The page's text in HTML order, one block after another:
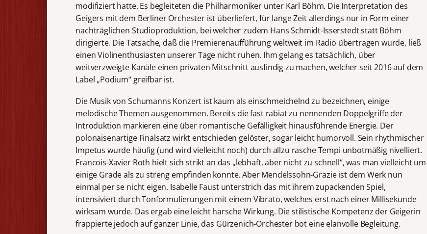
modifiziert hatte. Es begleiteten die Philharmoniker unter Karl Böhm. Die Interpretation des
Geigers mit dem Berliner Orchester ist überliefert, für lange Zeit allerdings nur in Form einer
nachträglichen Studioproduktion, bei welcher zudem Hans Schmidt-Isserstedt statt Böhm
dirigierte. Die Tatsache, daß die Premierenaufführung weltweit im Radio übertragen wurde, ließ
einen Violinenthusiasten unserer Tage nicht ruhen. Ihm gelang es tatsächlich, über
weitverzweigte Kanäle einen privaten Mitschnitt ausfindig zu machen, welcher seit 2016 auf dem
Label „Podium“ greifbar ist.
Die Musik von Schumanns Konzert ist kaum als einschmeichelnd zu bezeichnen, einige
melodische Themen ausgenommen. Bereits die fast rabiat zu nennenden Doppelgriffe der
Introduktion markieren eine über romantische Gefälligkeit hinausführende Energie. Der
polonaisenartige Finalsatz wirkt entschieden gelöster, sogar leicht humorvoll. Sein rhythmischer
Impetus wurde häufig (und wird vielleicht noch) durch allzu rasche Tempi unbotmäßig nivelliert.
Francois-Xavier Roth hielt sich strikt an das „lebhaft, aber nicht zu schnell“, was man vielleicht um
einige Grade als zu streng empfinden konnte. Aber Mendelssohn-Grazie ist dem Werk nun
einmal per se nicht eigen. Isabelle Faust unterstrich das mit ihrem zupackenden Spiel,
intensiviert durch Tonformulierungen mit einem Vibrato, welches erst nach einer Millisekunde
wirksam wurde. Das ergab eine leicht harsche Wirkung. Die stilistische Kompetenz der Geigerin
frappierte jedoch auf ganzer Linie, das Gürzenich-Orchester bot eine elanvolle Begleitung.